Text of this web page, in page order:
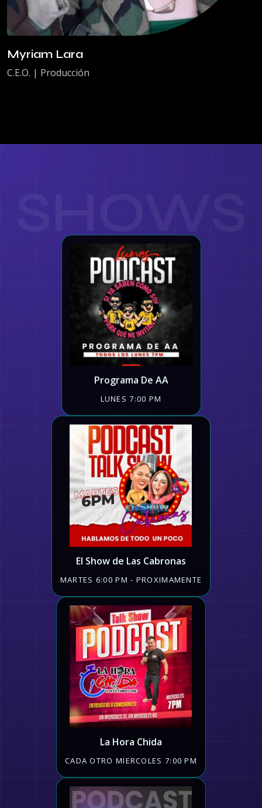
Myriam Lara
C.E.O. | Producción
Programa De AA
LUNES 7:00 PM
El Show de Las Cabronas
MARTES 6:00 PM - PROXIMAMENTE
La Hora Chida
CADA OTRO MIERCOLES 7:00 PM